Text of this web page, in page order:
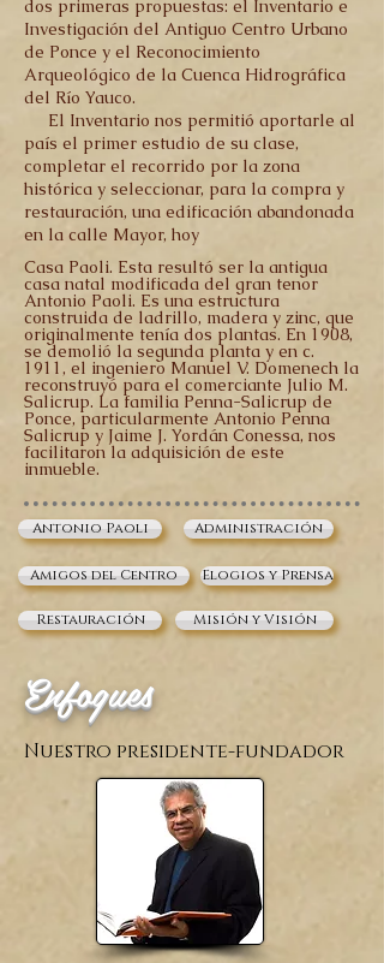
dos primeras propuestas: el Inventario e
Investigación del Antiguo Centro Urbano
de Ponce y el Reconocimiento
Arqueológico de la Cuenca Hidrográfica
del Río Yauco.
El Inventario nos permitió aportarle al
país el primer estudio de su clase,
completar el recorrido por la zona
histórica y seleccionar, para la compra y
restauración, una edificación abandonada
en la calle Mayor, hoy
Casa Paoli. Esta resultó ser la antigua
casa natal modificada del gran tenor
Antonio Paoli. Es una estructura
construida de ladrillo, madera y zinc, que
originalmente tenía dos plantas. En 1908,
se demolió la segunda planta y en c.
1911, el ingeniero Manuel V. Domenech la
reconstruyó para el comerciante Julio M.
Salicrup. La familia Penna-Salicrup de
Ponce, particularmente Antonio Penna
Salicrup y Jaime J. Yordán Conessa, nos
facilitaron la adquisición de este
inmueble.
Antonio Paoli Administración
Amigos del Centro Elogios y Prensa
Restauración Misión y Visión
Enfoques
Nuestro presidente-fundador